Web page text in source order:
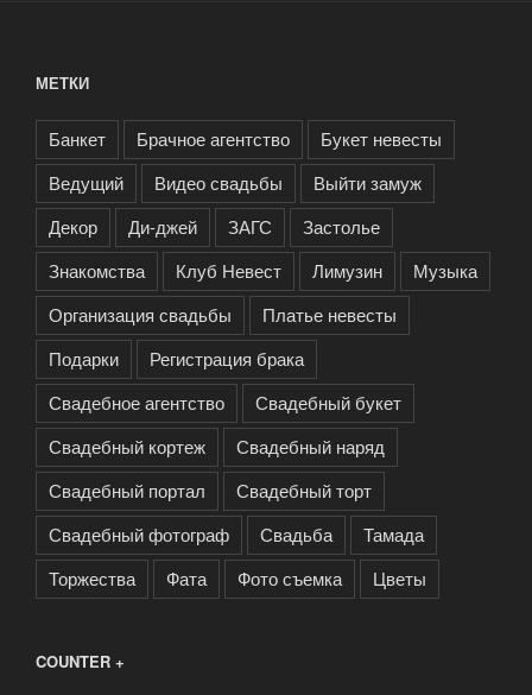
МЕТКИ
Банкет Брачное агентство
Букет невесты
Ведущий
Видео свадьбы
Выйти замуж
Декор
Ди-джей ЗАГС
Застолье
Знакомства
Клуб Невест Лимузин
Музыка
Организация свадьбы
Платье невесты
Подарки
Регистрация брака
Свадебное агентство
Свадебный букет
Свадебный кортеж
Свадебный наряд
Свадебный портал
Свадебный торт
Свадебный фотограф
Свадьба
Тамада
Торжества
Фата Фото съемка Цветы
COUNTER +